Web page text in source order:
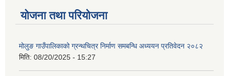
योजना तथा परियोजना
मोलुङ गाउँपालिकाको ग्रन्थचित्र निर्माण समबन्धि अध्ययन प्रतिवेदन २०८२
मिति: 08/20/2025 - 15:27